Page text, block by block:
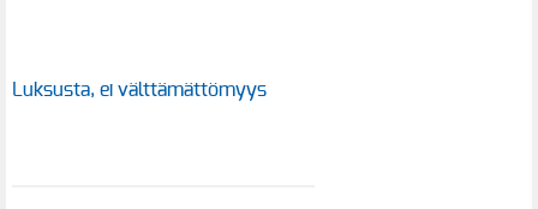
Luksusta, ei välttämättömyys